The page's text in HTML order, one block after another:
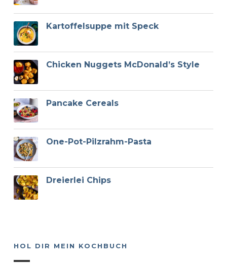
Kartoffelsuppe mit Speck
Chicken Nuggets McDonald’s Style
Pancake Cereals
One-Pot-Pilzrahm-Pasta
Dreierlei Chips
HOL DIR MEIN KOCHBUCH